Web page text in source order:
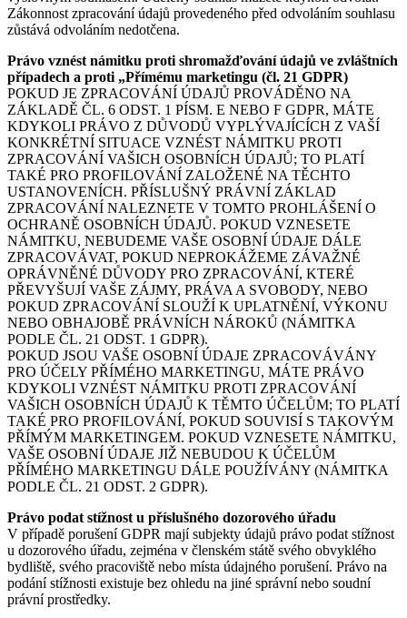
Zákonnost zpracování údajů provedeného před odvoláním souhlasu
zůstává odvoláním nedotčena.
Právo vznést námitku proti shromažďování údajů ve zvláštních
případech a proti „Přímému marketingu (čl. 21 GDPR)
POKUD JE ZPRACOVÁNÍ ÚDAJŮ PROVÁDĚNO NA
ZÁKLADĚ ČL. 6 ODST. 1 PÍSM. E NEBO F GDPR, MÁTE
KDYKOLI PRÁVO Z DŮVODŮ VYPLÝVAJÍCÍCH Z VAŠÍ
KONKRÉTNÍ SITUACE VZNÉST NÁMITKU PROTI
ZPRACOVÁNÍ VAŠICH OSOBNÍCH ÚDAJŮ; TO PLATÍ
TAKÉ PRO PROFILOVÁNÍ ZALOŽENÉ NA TĚCHTO
USTANOVENÍCH. PŘÍSLUŠNÝ PRÁVNÍ ZÁKLAD
ZPRACOVÁNÍ NALEZNETE V TOMTO PROHLÁŠENÍ O
OCHRANĚ OSOBNÍCH ÚDAJŮ. POKUD VZNESETE
NÁMITKU, NEBUDEME VAŠE OSOBNÍ ÚDAJE DÁLE
ZPRACOVÁVAT, POKUD NEPROKÁŽEME ZÁVAŽNÉ
OPRÁVNĚNÉ DŮVODY PRO ZPRACOVÁNÍ, KTERÉ
PŘEVYŠUJÍ VAŠE ZÁJMY, PRÁVA A SVOBODY, NEBO
POKUD ZPRACOVÁNÍ SLOUŽÍ K UPLATNĚNÍ, VÝKONU
NEBO OBHAJOBĚ PRÁVNÍCH NÁROKŮ (NÁMITKA
PODLE ČL. 21 ODST. 1 GDPR).
POKUD JSOU VAŠE OSOBNÍ ÚDAJE ZPRACOVÁVÁNY
PRO ÚČELY PŘÍMÉHO MARKETINGU, MÁTE PRÁVO
KDYKOLI VZNÉST NÁMITKU PROTI ZPRACOVÁNÍ
VAŠICH OSOBNÍCH ÚDAJŮ K TĚMTO ÚČELŮM; TO PLATÍ
TAKÉ PRO PROFILOVÁNÍ, POKUD SOUVISÍ S TAKOVÝM
PŘÍMÝM MARKETINGEM. POKUD VZNESETE NÁMITKU,
VAŠE OSOBNÍ ÚDAJE JIŽ NEBUDOU K ÚČELŮM
PŘÍMÉHO MARKETINGU DÁLE POUŽÍVÁNY (NÁMITKA
PODLE ČL. 21 ODST. 2 GDPR).
Právo podat stížnost u příslušného dozorového úřadu
V případě porušení GDPR mají subjekty údajů právo podat stížnost
u dozorového úřadu, zejména v členském státě svého obvyklého
bydliště, svého pracoviště nebo místa údajného porušení. Právo na
podání stížnosti existuje bez ohledu na jiné správní nebo soudní
právní prostředky.